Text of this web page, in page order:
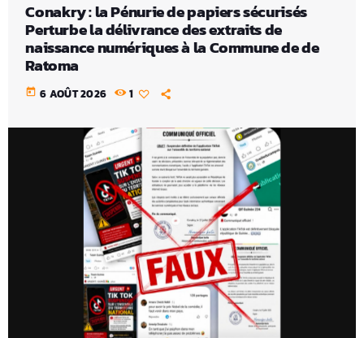
Conakry : la Pénurie de papiers sécurisés
Perturbe la délivrance des extraits de
naissance numériques à la Commune de de
Ratoma
today 6 AOÛT 2026 1